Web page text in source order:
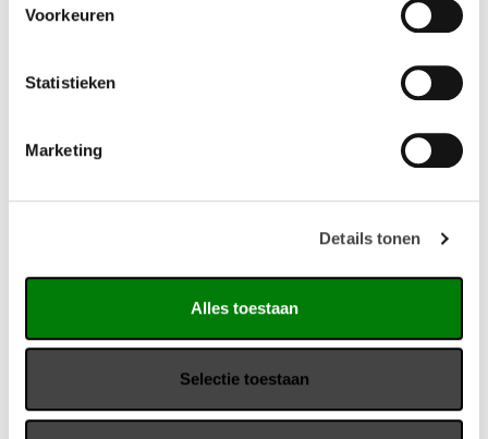
Voorkeuren
Statistieken
Marketing
Details tonen
Alles toestaan
Selectie toestaan
Gerelateerde producten